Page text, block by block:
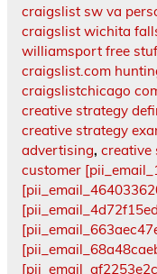
craigslist sw va
craigslist wichita
williamsport free
craigslist.com
craigslistchicago
creative strategy
creative strategy
advertising, creative
customer